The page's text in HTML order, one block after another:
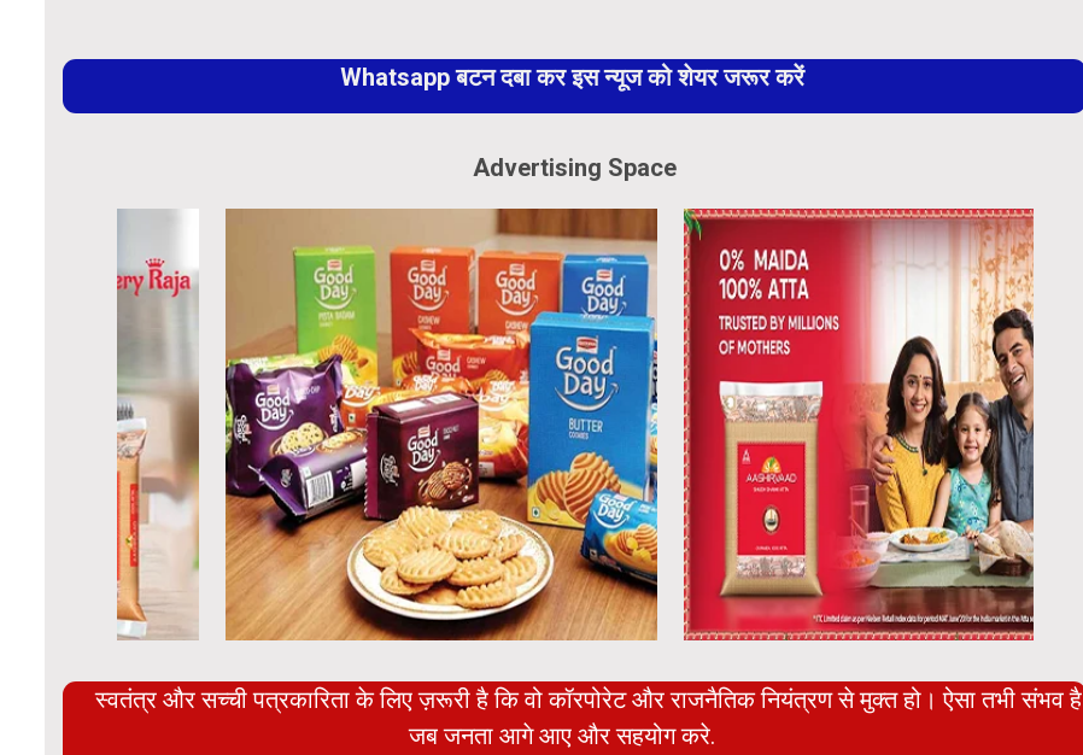
Whatsapp बटन दबा कर इस न्यूज को शेयर जरूर करें
Advertising Space
स्वतंत्र और सच्ची पत्रकारिता के लिए ज़रूरी है कि वो कॉरपोरेट और राजनैतिक नियंत्रण से मुक्त हो। ऐसा तभी संभव है
जब जनता आगे आए और सहयोग करे.